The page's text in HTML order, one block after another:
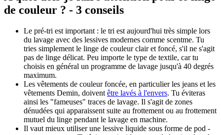
de couleur ? - 3 conseils
Le pré-tri est important : le tri est aujourd'hui très simple lors
du lavage avec des lessives modernes comme scentme. Tu
tries simplement le linge de couleur clair et foncé, s'il ne s'agit
pas de linge délicat. Peu importe le type de textile, car tu
choisis en général un programme de lavage jusqu'à 40 degrés
maximum.
Les vêtements de couleur foncée, en particulier les jeans et les
vêtements Demin, doivent être lavés à l'envers. Tu éviteras
ainsi les "fameuses" traces de lavage. Il s'agit de zones
dénudées qui apparaissent suite au frottement ou au frottement
mutuel du linge pendant le lavage en machine.
Il vaut mieux utiliser une lessive liquide sous forme de pod -